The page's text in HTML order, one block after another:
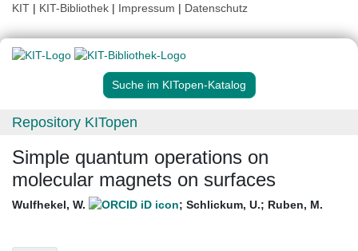
KIT | KIT-Bibliothek | Impressum | Datenschutz
Suche im KITopen-Katalog
Repository KITopen
Simple quantum operations on
molecular magnets on surfaces
Wulfhekel, W. ; Schlickum, U.; Ruben, M.